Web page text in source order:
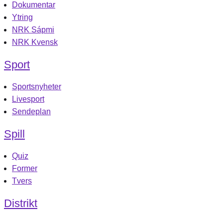
Dokumentar
Ytring
NRK Sápmi
NRK Kvensk
Sport
Sportsnyheter
Livesport
Sendeplan
Spill
Quiz
Former
Tvers
Distrikt